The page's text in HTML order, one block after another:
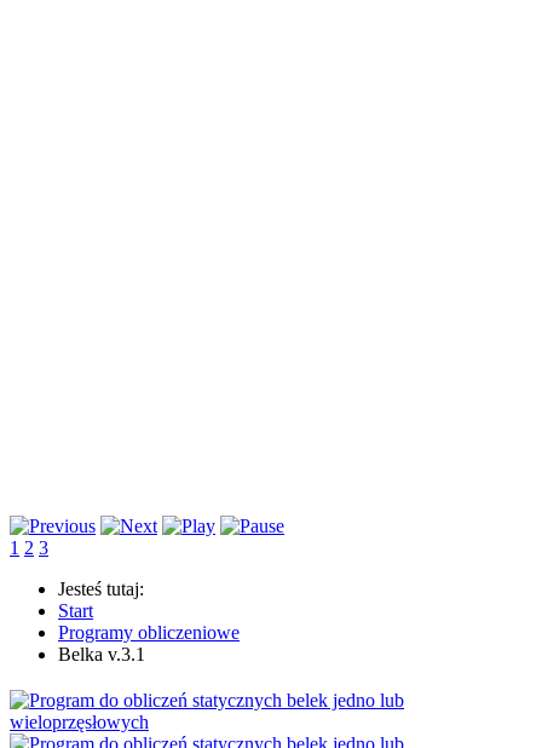
1 2 3
Jesteś tutaj:
Start
Programy obliczeniowe
Belka v.3.1